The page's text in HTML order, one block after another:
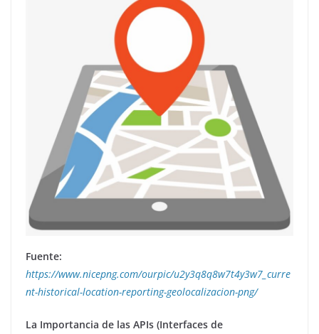
Fuente:
https://www.nicepng.com/ourpic/u2y3q8q8w7t4y3w7_curre
nt-historical-location-reporting-geolocalizacion-png/
La Importancia de las APIs (Interfaces de